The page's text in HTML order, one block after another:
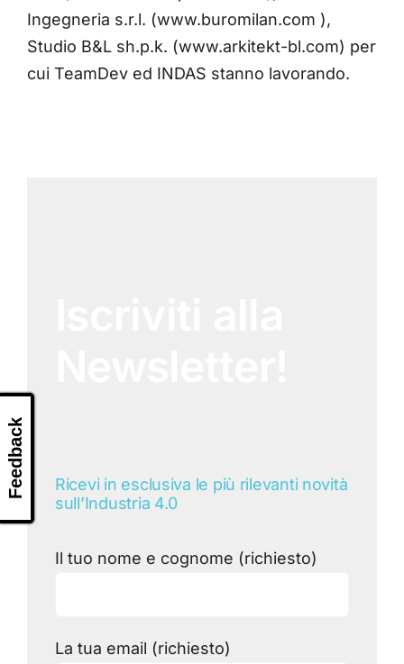
Ingegneria s.r.l. (www.buromilan.com ),
Studio B&L sh.p.k. (www.arkitekt-bl.com) per
cui TeamDev ed INDAS stanno lavorando.
Ricevi in esclusiva le più rilevanti novità
sull’Industria 4.0
Il tuo nome e cognome (richiesto)
La tua email (richiesto)
Feedback